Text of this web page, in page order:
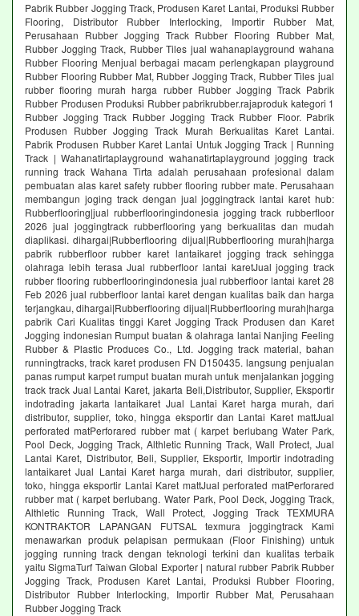
Pabrik Rubber Jogging Track, Produsen Karet Lantai, Produksi Rubber
Flooring, Distributor Rubber Interlocking, Importir Rubber Mat,
Perusahaan Rubber Jogging Track Rubber Flooring Rubber Mat,
Rubber Jogging Track, Rubber Tiles jual wahanaplayground wahana
Rubber Flooring Menjual berbagai macam perlengkapan playground
Rubber Flooring Rubber Mat, Rubber Jogging Track, Rubber Tiles jual
rubber flooring murah harga rubber Rubber Jogging Track Pabrik
Rubber Produsen Produksi Rubber pabrikrubber.rajaproduk kategori 1
Rubber Jogging Track Rubber Jogging Track Rubber Floor. Pabrik
Produsen Rubber Jogging Track Murah Berkualitas Karet Lantai.
Pabrik Produsen Rubber Karet Lantai Untuk Jogging Track | Running
Track | Wahanatirtaplayground wahanatirtaplayground jogging track
running track Wahana Tirta adalah perusahaan profesional dalam
pembuatan alas karet safety rubber flooring rubber mate. Perusahaan
membangun joging track dengan jual joggingtrack lantai karet hub:
Rubberflooring|jual rubberflooringindonesia jogging track rubberfloor
2026 jual joggingtrack rubberflooring yang berkualitas dan mudah
diaplikasi. dihargai|Rubberflooring dijual|Rubberflooring murah|harga
pabrik rubberfloor rubber karet lantaikaret jogging track sehingga
olahraga lebih terasa Jual rubberfloor lantai karetJual jogging track
rubber flooring rubberflooringindonesia jual rubberfloor lantai karet 28
Feb 2026 jual rubberfloor lantai karet dengan kualitas baik dan harga
terjangkau, dihargai|Rubberflooring dijual|Rubberflooring murah|harga
pabrik Cari Kualitas tinggi Karet Jogging Track Produsen dan Karet
Jogging indonesian Rumput buatan & olahraga lantai Nanjing Feeling
Rubber & Plastic Produces Co., Ltd. Jogging track material, bahan
runningtracks, track karet produsen FN D150435. langsung penjualan
panas rumput karpet rumput buatan murah untuk menjalankan jogging
track track Jual Lantai Karet, jakarta Beli,Distributor, Supplier, Eksportir
indotrading jakarta lantaikaret Jual Lantai Karet harga murah, dari
distributor, supplier, toko, hingga eksportir dan Lantai Karet mattJual
perforated matPerforared rubber mat ( karpet berlubang Water Park,
Pool Deck, Jogging Track, Althletic Running Track, Wall Protect, Jual
Lantai Karet, Distributor, Beli, Supplier, Eksportir, Importir indotrading
lantaikaret Jual Lantai Karet harga murah, dari distributor, supplier,
toko, hingga eksportir Lantai Karet mattJual perforated matPerforared
rubber mat ( karpet berlubang. Water Park, Pool Deck, Jogging Track,
Althletic Running Track, Wall Protect, Jogging Track TEXMURA
KONTRAKTOR LAPANGAN FUTSAL texmura joggingtrack Kami
menawarkan produk pelapisan permukaan (Floor Finishing) untuk
jogging running track dengan teknologi terkini dan kualitas terbaik
yaitu SigmaTurf Taiwan Global Exporter | natural rubber Pabrik Rubber
Jogging Track, Produsen Karet Lantai, Produksi Rubber Flooring,
Distributor Rubber Interlocking, Importir Rubber Mat, Perusahaan
Rubber Jogging Track